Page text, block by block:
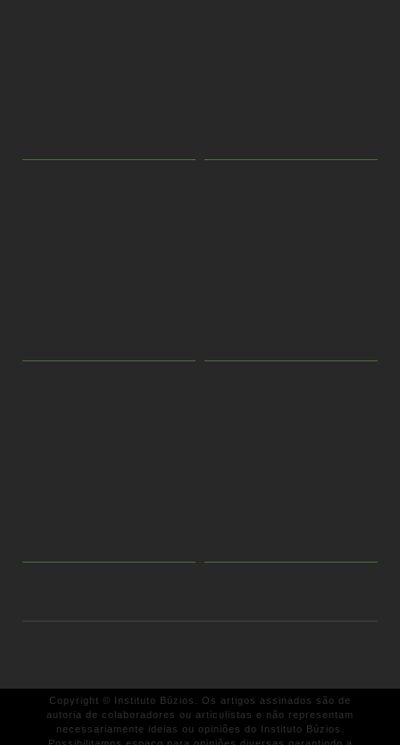
Copyright © Instituto Búzios. Os artigos assinados são de
autoria de colaboradores ou articulistas e não representam
necessariamente ideias ou opiniões do Instituto Búzios.